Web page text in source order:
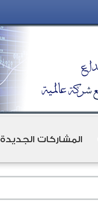
المشاركات الجديدة